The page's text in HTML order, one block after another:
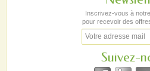
Inscrivez-vous à
pour recevoir des
Suivez-